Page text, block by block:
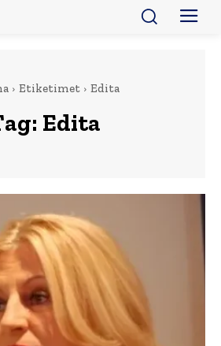
Etiketimet Edita
Edita